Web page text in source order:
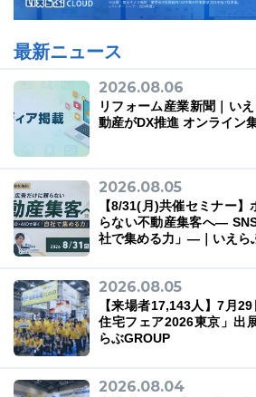
最新ニュース
2026.08.06
リフォーム産業新聞｜い
動産がDX推進 オンライン
2026.08.05
【8/31(月)共催セミナー
らない不動産集客へ―
社で集める力」―｜いえら
2026.08.05
【来場者17,143人】7月
住宅フェア2026東京」出
らぶGROUP
2026.08.04